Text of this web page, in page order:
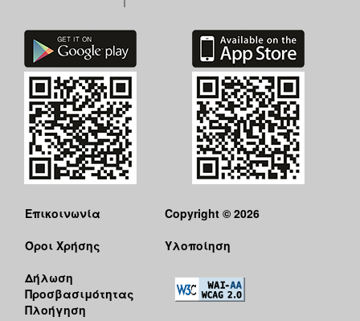
Επικοινωνία
Όροι Χρήσης
Δήλωση
Προσβασιμότητας
Πλοήγηση
Copyright © 2026
Υλοποίηση